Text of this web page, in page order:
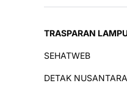
TRASPARAN
SEHATWEB
DETAK NUSANTARA